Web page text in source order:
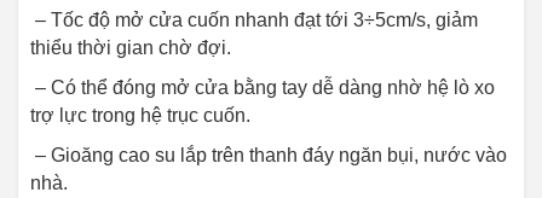
– Tốc độ mở cửa cuốn nhanh đạt tới 3÷5cm/s, giảm
thiểu thời gian chờ đợi.
– Có thể đóng mở cửa bằng tay dễ dàng nhờ hệ lò xo
trợ lực trong hệ trục cuốn.
– Gioăng cao su lắp trên thanh đáy ngăn bụi, nước vào
nhà.